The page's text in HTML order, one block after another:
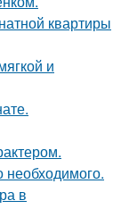
квартиры
и
необходимого.
в